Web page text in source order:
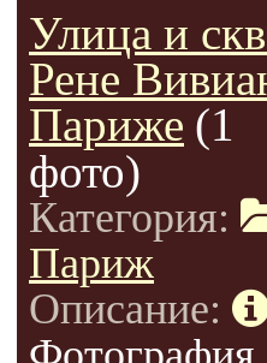
Улица и
Рене
Париже (1
фото)
Категория:
Париж
Описание: